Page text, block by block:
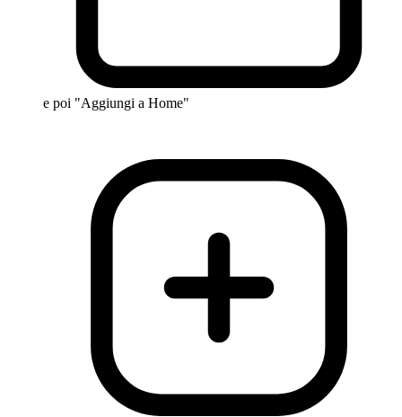
e poi "Aggiungi a Home"